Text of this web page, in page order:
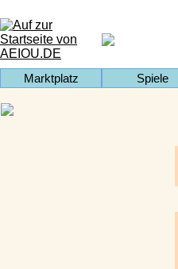
Marktplatz Spiele